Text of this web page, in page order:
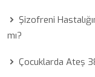
Şizofreni
mı?
Çocuklarda Ateş